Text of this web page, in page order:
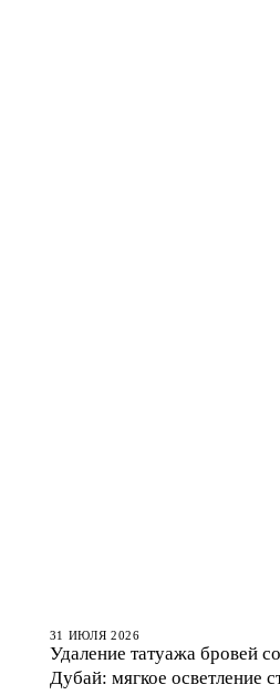
БРОВИ
31 ИЮЛЯ 2026
Удаление татуажа бровей
Дубай: мягкое осветление